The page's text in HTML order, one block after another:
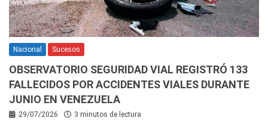
Nacional Sucesos
OBSERVATORIO SEGURIDAD VIAL REGISTRÓ 133
FALLECIDOS POR ACCIDENTES VIALES DURANTE
JUNIO EN VENEZUELA
29/07/2026 3 minutos de lectura